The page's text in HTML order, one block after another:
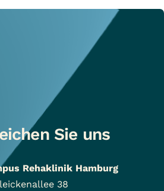
Sie uns
Rehaklinik Hamburg
38